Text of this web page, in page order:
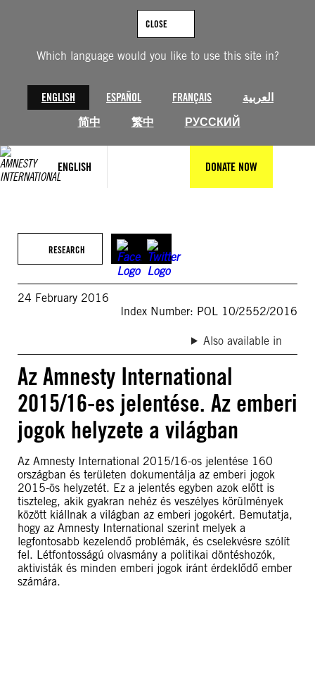
Which language would you like to use this site in?
ENGLISH ESPAÑOL FRANÇAIS
العربية
简中
繁中 РУССКИЙ
CLOSE
ENGLISH DONATE NOW
RESEARCH
24 February 2016
Index Number: POL 10/2552/2016
Also available in
Az Amnesty International
2015/16-es jelentése. Az emberi
jogok helyzete a világban
Az Amnesty International 2015/16-os jelentése 160
országban és területen dokumentálja az emberi jogok
2015-ös helyzetét. Ez a jelentés egyben azok előtt is
tiszteleg, akik gyakran nehéz és veszélyes körülmények
között kiállnak a világban az emberi jogokért. Bemutatja,
hogy az Amnesty International szerint melyek a
legfontosabb kezelendő problémák, és cselekvésre szólít
fel. Létfontosságú olvasmány a politikai döntéshozók,
aktivisták és minden emberi jogok iránt érdeklődő ember
számára.